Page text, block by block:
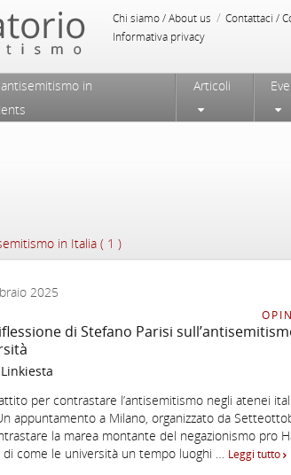
Chi siamo / About us / Contattaci /
Informativa privacy
in
Articoli
in Italia ( 1 )
2025
di Stefano Parisi
Linkiesta
per contrastare l’antisemitismo negli atenei
appuntamento a Milano, organizzato da
la marea montante del negazionismo pro
di come le università un tempo luoghi … Leggi tutto